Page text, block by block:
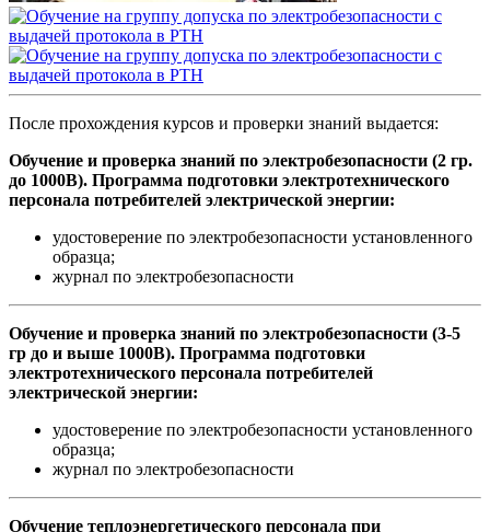
После прохождения курсов и проверки знаний выдается:
Обучение и проверка знаний по электробезопасности (2 гр.
до 1000В). Программа подготовки электротехнического
персонала потребителей электрической энергии:
удостоверение по электробезопасности установленного
образца;
журнал по электробезопасности
Обучение и проверка знаний по электробезопасности (3-5
гр до и выше 1000В). Программа подготовки
электротехнического персонала потребителей
электрической энергии:
удостоверение по электробезопасности установленного
образца;
журнал по электробезопасности
Обучение теплоэнергетического персонала при